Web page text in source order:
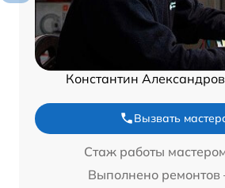
Константин
Вызвать
Стаж работы
Выполнено ремонтов